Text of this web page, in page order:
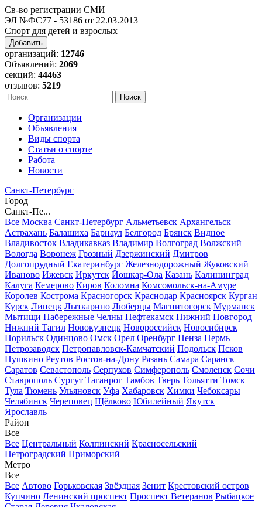
Св-во регистрации СМИ
ЭЛ №ФС77 - 53186 от 22.03.2013
Спорт для детей и взрослых
Добавить
организаций: 12746
Объявлений: 2069
секций: 44463
отзывов: 5219
Организации
Объявления
Виды спорта
Статьи о спорте
Работа
Новости
Санкт-Петербург
Город
Санкт-Пе...
Все Москва Санкт-Петербург Альметьевск Архангельск
Астрахань Балашиха Барнаул Белгород Брянск Видное
Владивосток Владикавказ Владимир Волгоград Волжский
Вологда Воронеж Грозный Дзержинский Дмитров
Долгопрудный Екатеринбург Железнодорожный Жуковский
Иваново Ижевск Иркутск Йошкар-Ола Казань Калининград
Калуга Кемерово Киров Коломна Комсомольск-на-Амуре
Королев Кострома Красногорск Краснодар Красноярск Курган
Курск Липецк Лыткарино Люберцы Магнитогорск Мурманск
Мытищи Набережные Челны Нефтекамск Нижний Новгород
Нижний Тагил Новокузнецк Новороссийск Новосибирск
Норильск Одинцово Омск Орел Оренбург Пенза Пермь
Петрозаводск Петропавловск-Камчатский Подольск Псков
Пушкино Реутов Ростов-на-Дону Рязань Самара Саранск
Саратов Севастополь Серпухов Симферополь Смоленск Сочи
Ставрополь Сургут Таганрог Тамбов Тверь Тольятти Томск
Тула Тюмень Ульяновск Уфа Хабаровск Химки Чебоксары
Челябинск Череповец Щёлково Юбилейный Якутск
Ярославль
Район
Все
Все Центральный Колпинский Красносельский
Петроградский Приморский
Метро
Все
Все Автово Горьковская Звёздная Зенит Крестовский остров
Купчино Ленинский проспект Проспект Ветеранов Рыбацкое